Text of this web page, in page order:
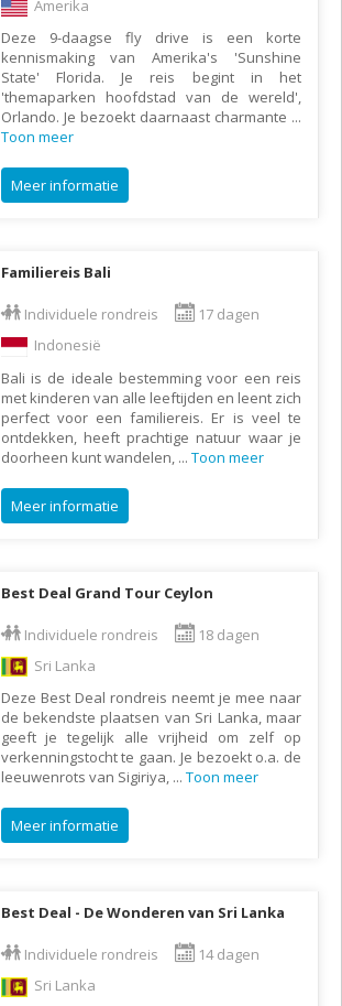
Amerika
Deze 9-daagse fly drive is een korte
kennismaking van Amerika's 'Sunshine
State' Florida. Je reis begint in het
'themaparken hoofdstad van de wereld',
Orlando. Je bezoekt daarnaast charmante ...
Toon meer
Meer informatie
Familiereis Bali
Individuele rondreis
17 dagen
Indonesië
Bali is de ideale bestemming voor een reis
met kinderen van alle leeftijden en leent zich
perfect voor een familiereis. Er is veel te
ontdekken, heeft prachtige natuur waar je
doorheen kunt wandelen, ... Toon meer
Meer informatie
Best Deal Grand Tour Ceylon
Individuele rondreis
18 dagen
Sri Lanka
Deze Best Deal rondreis neemt je mee naar
de bekendste plaatsen van Sri Lanka, maar
geeft je tegelijk alle vrijheid om zelf op
verkenningstocht te gaan. Je bezoekt o.a. de
leeuwenrots van Sigiriya, ... Toon meer
Meer informatie
Best Deal - De Wonderen van Sri Lanka
Individuele rondreis
14 dagen
Sri Lanka